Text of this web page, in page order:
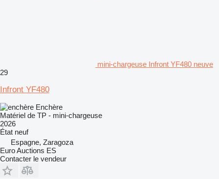
mini-chargeuse Infront YF480 neuve
29
Infront YF480
Enchère
Matériel de TP - mini-chargeuse
2026
État neuf
Espagne, Zaragoza
Euro Auctions ES
Contacter le vendeur